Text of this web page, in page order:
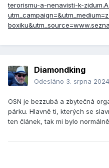
terorismu-a-nenavisti-k-
Diamondking
Odesláno 3. srpna 2024
OSN je bezzubá a zbytečná
párku. Hlavně ti, kterých se
ten článek, tak mi bylo